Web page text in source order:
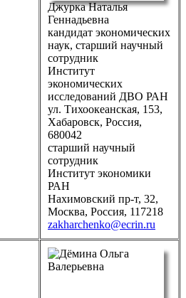
Джурка Наталья
Геннадьевна
кандидат экономических
наук, старший научный
сотрудник
Институт
экономических
исследований ДВО РАН
ул. Тихоокеанская, 153,
Хабаровск, Россия,
680042
старший научный
сотрудник
Институт экономики
РАН
Нахимовский пр-т, 32,
Москва, Россия, 117218
zakharchenko@ecrin.ru